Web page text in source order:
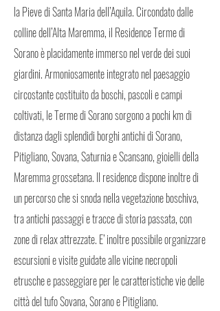
la Pieve di Santa Maria dell’Aquila. Circondato dalle
colline dell’Alta Maremma, il Residence Terme di
Sorano è placidamente immerso nel verde dei suoi
giardini. Armoniosamente integrato nel paesaggio
circostante costituito da boschi, pascoli e campi
coltivati, le Terme di Sorano sorgono a pochi km di
distanza dagli splendidi borghi antichi di Sorano,
Pitigliano, Sovana, Saturnia e Scansano, gioielli della
Maremma grossetana. Il residence dispone inoltre di
un percorso che si snoda nella vegetazione boschiva,
tra antichi passaggi e tracce di storia passata, con
zone di relax attrezzate. E’ inoltre possibile organizzare
escursioni e visite guidate alle vicine necropoli
etrusche e passeggiare per le caratteristiche vie delle
città del tufo Sovana, Sorano e Pitigliano.